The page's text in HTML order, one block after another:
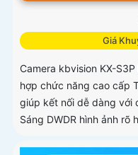
Giá
Camera kbvision KX-
hợp chức năng cao cấp
giúp kết nối dễ dàng với
Sáng DWDR hình ảnh rõ